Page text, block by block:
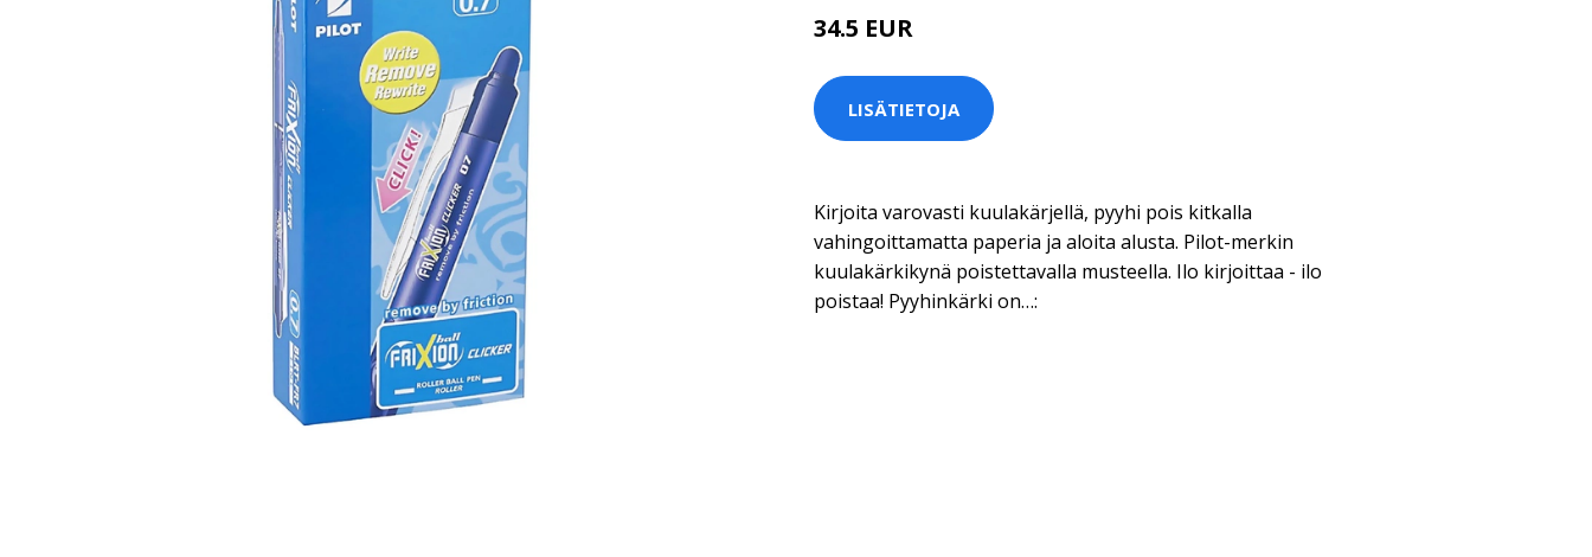
34.5 EUR
LISÄTIETOJA
Kirjoita varovasti kuulakärjellä, pyyhi pois kitkalla
vahingoittamatta paperia ja aloita alusta. Pilot-merkin
kuulakärkikynä poistettavalla musteella. Ilo kirjoittaa - ilo
poistaa! Pyyhinkärki on…: